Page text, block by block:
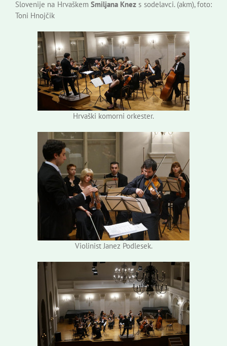
Slovenije na Hrvaškem Smiljana Knez s sodelavci. (akm), foto:
Toni Hnojčik
Hrvaški komorni orkester.
Violinist Janez Podlesek.